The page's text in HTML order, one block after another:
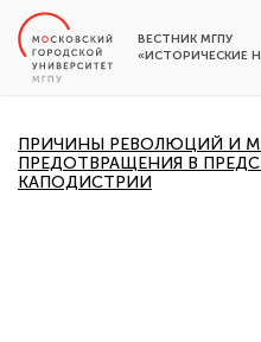
ВЕСТНИК МГПУ
«ИСТОРИЧЕСКИЕ
ПРИЧИНЫ РЕВОЛЮЦИЙ И
ПРЕДОТВРАЩЕНИЯ В
КАПОДИСТРИИ